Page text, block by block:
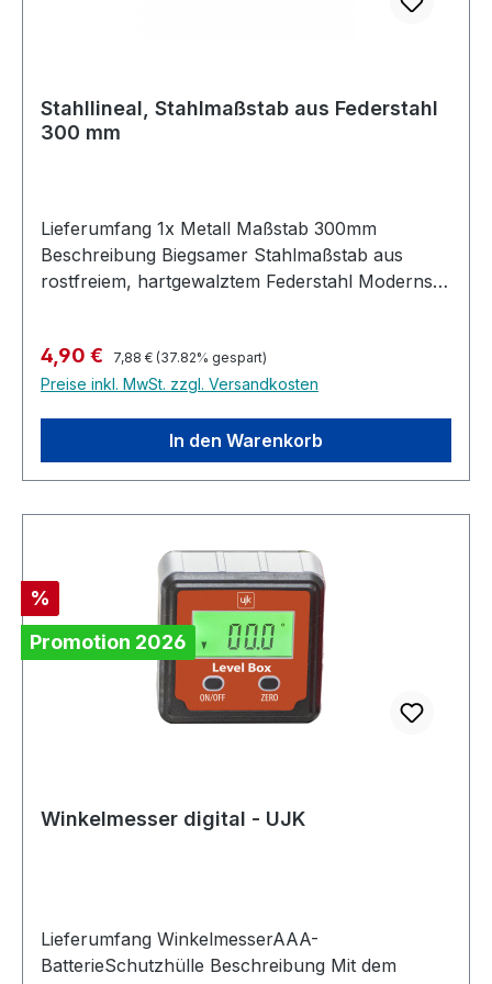
Stahllineal, Stahlmaßstab aus Federstahl
300 mm
Lieferumfang 1x Metall Maßstab 300mm
Beschreibung Biegsamer Stahlmaßstab aus
rostfreiem, hartgewalztem Federstahl Modernste
abriebfest, unempfindlich gegenüber
Chemikalien, Fetten oder Ölen Durch matte
Oberflächen gute Ableseeigenschaften
Gerundete Kanten EG-Genauigkeitsklasse II bei
metrischer Teilung Querschnitt : 13 x
Unterkante : 1/1 mm
Verkaufspreis:
4,90 € Regulärer Preis:
7,88 € (37.82% gespart)
Preise inkl. MwSt. zzgl. Versandkosten
In den Warenkorb
Rabatt
%
Promotion 2026
Winkelmesser digital - UJK
Lieferumfang WinkelmesserAAA-
BatterieSchutzhülle Beschreibung Mit dem